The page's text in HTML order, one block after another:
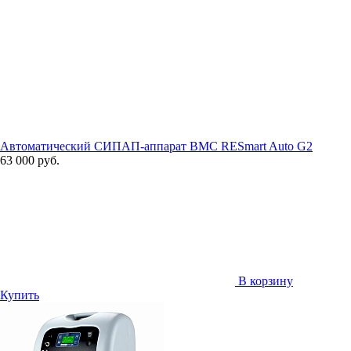
Автоматический СИПАП-аппарат BMC RESmart Auto G2
63 000 руб.
В корзину
Купить